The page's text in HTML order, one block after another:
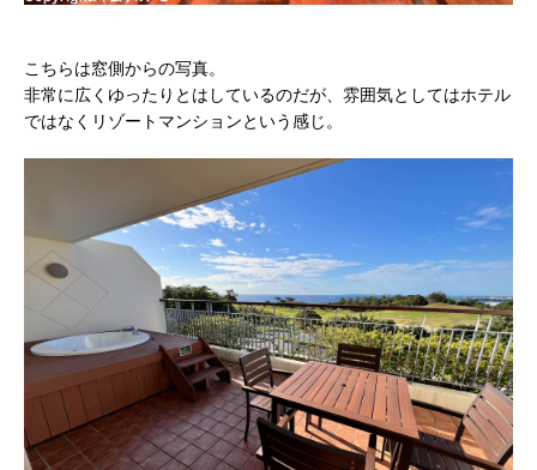
こちらは窓側からの写真。
非常に広くゆったりとはしているのだが、雰囲気としてはホテル
ではなくリゾートマンションという感じ。